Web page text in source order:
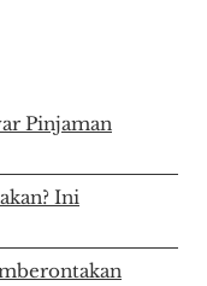
Pinjaman
Ini